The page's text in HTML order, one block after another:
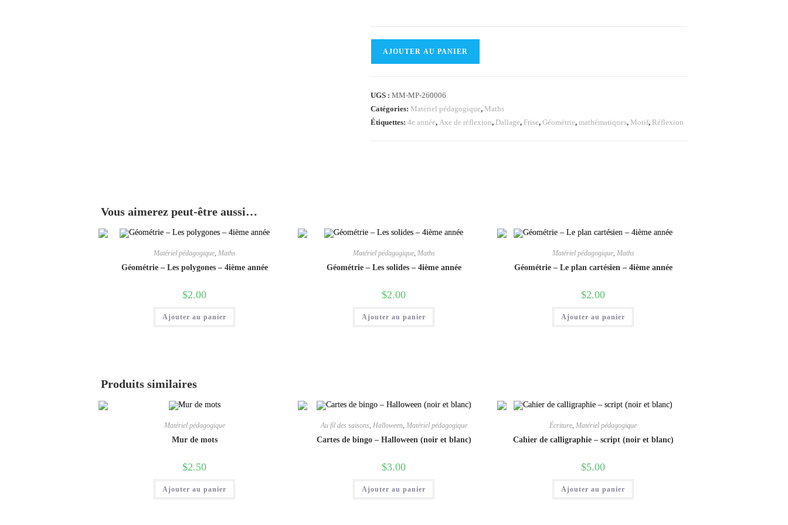
Les
frises,
-
4ième
année
AJOUTER AU PANIER
UGS : MM-MP-260006
Catégories: Matériel pédagogique, Maths
Étiquettes: 4e année, Axe de réflexion, Dallage, Frise, Géométrie, mathématiques, Motif, Réflexion
Vous aimerez peut-être aussi…
Matériel pédagogique, Maths
Géométrie – Les polygones – 4ième année
$2.00
Ajouter au panier
Matériel pédagogique, Maths
Géométrie – Les solides – 4ième année
$2.00
Ajouter au panier
Matériel pédagogique, Maths
Géométrie – Le plan cartésien – 4ième année
$2.00
Ajouter au panier
Produits similaires
Matériel pédagogique
Mur de mots
$2.50
Ajouter au panier
Au fil des saisons Halloween, Matériel pédagogique
Cartes de bingo – Halloween (noir et blanc)
$3.00
Ajouter au panier
Écriture Matériel pédagogique
Cahier de calligraphie – script (noir et blanc)
$5.00
Ajouter au panier